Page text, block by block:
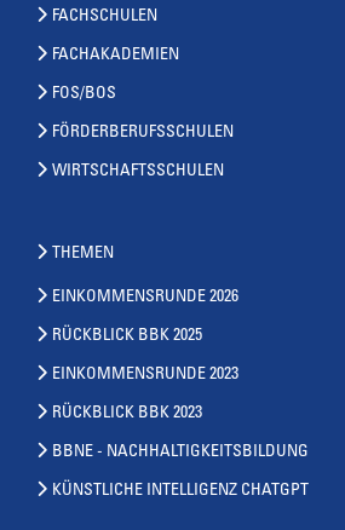
FACHSCHULEN
FACHAKADEMIEN
FOS/BOS
FÖRDERBERUFSSCHULEN
WIRTSCHAFTSSCHULEN
THEMEN
EINKOMMENSRUNDE 2026
RÜCKBLICK BBK 2025
EINKOMMENSRUNDE 2023
RÜCKBLICK BBK 2023
BBNE - NACHHALTIGKEITSBILDUNG
KÜNSTLICHE INTELLIGENZ CHATGPT